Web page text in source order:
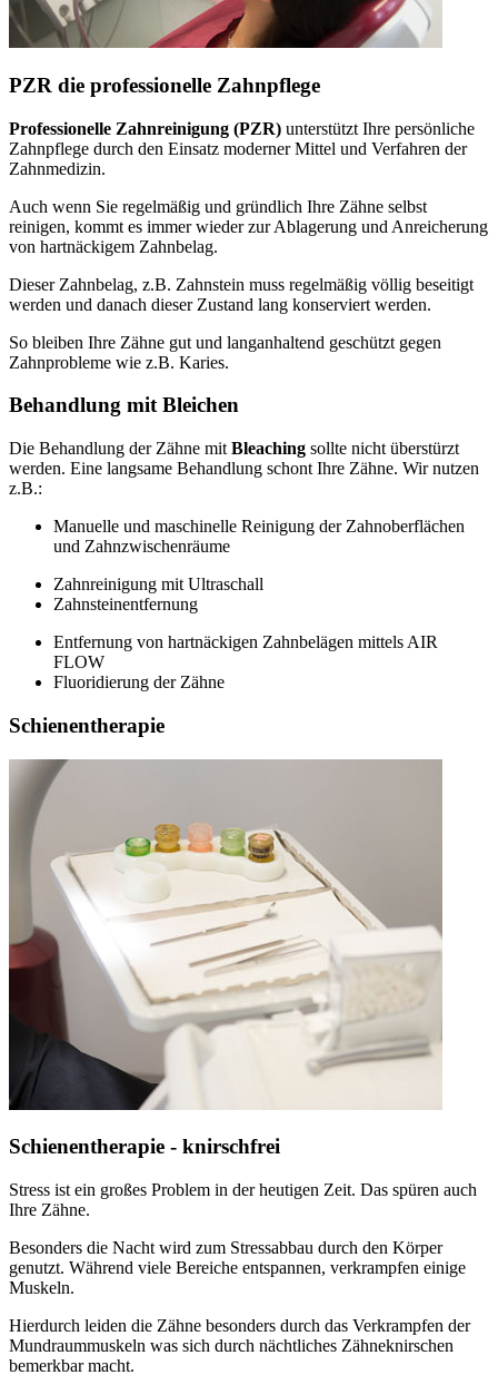
PZR die professionelle Zahnpflege
Professionelle Zahnreinigung (PZR) unterstützt Ihre persönliche
Zahnpflege durch den Einsatz moderner Mittel und Verfahren der
Zahnmedizin.
Auch wenn Sie regelmäßig und gründlich Ihre Zähne selbst
reinigen, kommt es immer wieder zur Ablagerung und Anreicherung
von hartnäckigem Zahnbelag.
Dieser Zahnbelag, z.B. Zahnstein muss regelmäßig völlig beseitigt
werden und danach dieser Zustand lang konserviert werden.
So bleiben Ihre Zähne gut und langanhaltend geschützt gegen
Zahnprobleme wie z.B. Karies.
Behandlung mit Bleichen
Die Behandlung der Zähne mit Bleaching sollte nicht überstürzt
werden. Eine langsame Behandlung schont Ihre Zähne. Wir nutzen
z.B.:
Manuelle und maschinelle Reinigung der Zahnoberflächen
und Zahnzwischenräume
Zahnreinigung mit Ultraschall
Zahnsteinentfernung
Entfernung von hartnäckigen Zahnbelägen mittels AIR
FLOW
Fluoridierung der Zähne
Schienentherapie
Schienentherapie - knirschfrei
Stress ist ein großes Problem in der heutigen Zeit. Das spüren auch
Ihre Zähne.
Besonders die Nacht wird zum Stressabbau durch den Körper
genutzt. Während viele Bereiche entspannen, verkrampfen einige
Muskeln.
Hierdurch leiden die Zähne besonders durch das Verkrampfen der
Mundraummuskeln was sich durch nächtliches Zähneknirschen
bemerkbar macht.